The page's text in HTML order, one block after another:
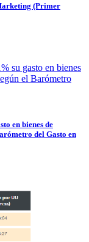
(Primer
en bienes de
del Gasto en